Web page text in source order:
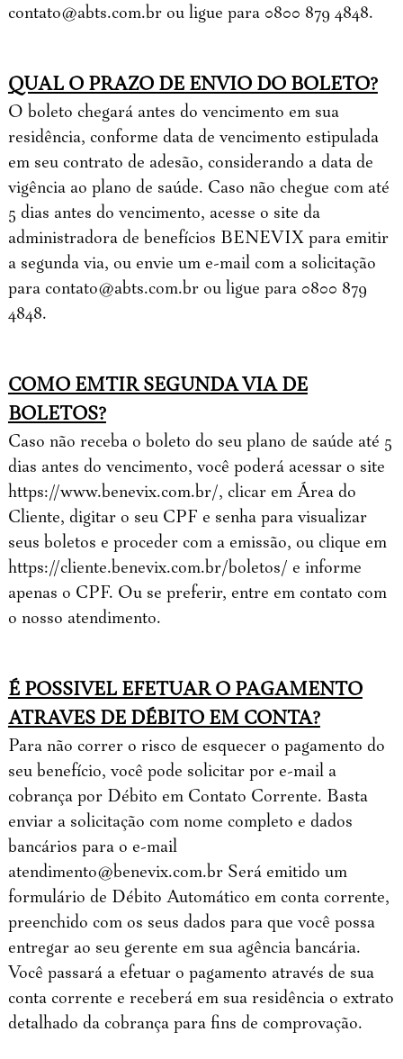
contato@abts.com.brou ligue para 0800 879 4848.
QUAL O PRAZO DE ENVIO DO BOLETO?
O boleto chegará antes do vencimento em sua
residência, conforme data de vencimento estipulada
em seu contrato de adesão, considerando a data de
vigência ao plano de saúde. Caso não chegue com até
5 dias antes do vencimento, acesse o site da
administradora de benefícios BENEVIX para emitir
a segunda via, ou envie um e-mail com a solicitação
para contato@abts.com.brou ligue para 0800 879
4848.
COMO EMTIR SEGUNDA VIA DE
BOLETOS?
Caso não receba o boleto do seu plano de saúde até 5
dias antes do vencimento, você poderá acessar o site
https://www.benevix.com.br/, clicar em Área do
Cliente, digitar o seu CPF e senha para visualizar
seus boletos e proceder com a emissão, ou clique em
https://cliente.benevix.com.br/boletos/ e informe
apenas o CPF. Ou se preferir, entre em contato com
o nosso atendimento.
É POSSIVEL EFETUAR O PAGAMENTO
ATRAVES DE DÉBITO EM CONTA?
Para não correr o risco de esquecer o pagamento do
seu benefício, você pode solicitar por e-mail a
cobrança por Débito em Contato Corrente. Basta
enviar a solicitação com nome completo e dados
bancários para o e-mail
atendimento@benevix.com.brSerá emitido um
formulário de Débito Automático em conta corrente,
preenchido com os seus dados para que você possa
entregar ao seu gerente em sua agência bancária.
Você passará a efetuar o pagamento através de sua
conta corrente e receberá em sua residência o extrato
detalhado da cobrança para fins de comprovação.